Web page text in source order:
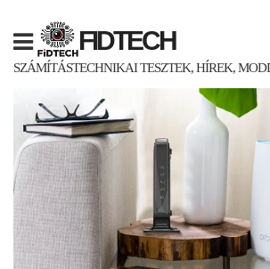
content
FIDTECH
SZÁMÍTÁSTECHNIKAI TESZTEK, HÍREK,